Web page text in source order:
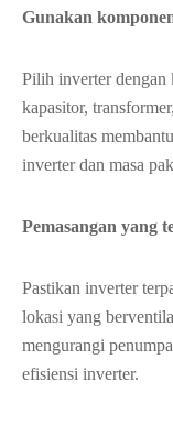
Gunakan
Pilih inverter dengan
kapasitor,
berkualitas
inverter dan masa
Pemasangan yang
Pastikan inverter
lokasi yang
mengurangi
efisiensi inverter.